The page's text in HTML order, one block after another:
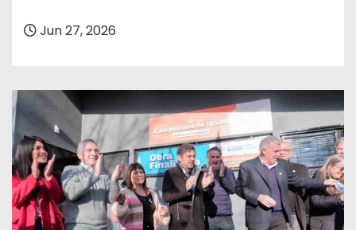
Jun 27, 2026